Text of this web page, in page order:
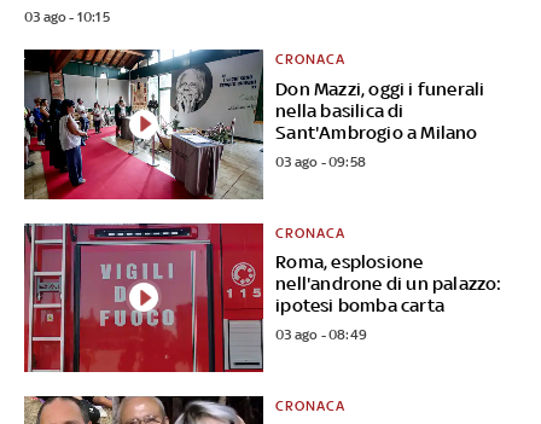
03 ago - 10:15
Don Mazzi, oggi i funerali
nella basilica di
Sant'Ambrogio a Milano
CRONACA
03 ago - 09:58
Roma, esplosione
nell'androne di un palazzo:
ipotesi bomba carta
CRONACA
03 ago - 08:49
CRONACA